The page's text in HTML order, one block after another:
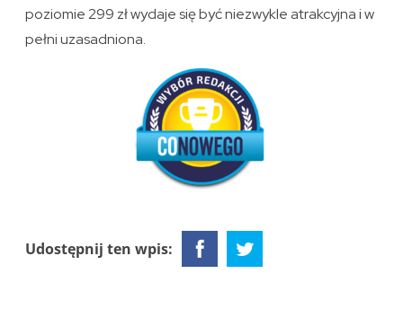
poziomie 299 zł wydaje się być niezwykle atrakcyjna i w
pełni uzasadniona.
Udostępnij ten wpis: